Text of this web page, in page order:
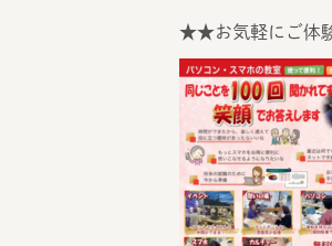
★★お気軽にご体